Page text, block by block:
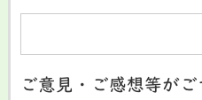
ご意見・ご感想等が